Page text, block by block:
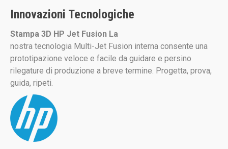
Innovazioni Tecnologiche
Stampa 3D HP Jet Fusion La
nostra tecnologia Multi-Jet Fusion interna consente una
prototipazione veloce e facile da guidare e persino
rilegature di produzione a breve termine. Progetta, prova,
guida, ripeti.